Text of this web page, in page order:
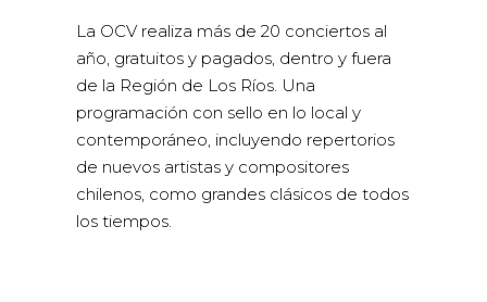
La OCV realiza más de 20 conciertos al
año, gratuitos y pagados, dentro y fuera
de la Región de Los Ríos. Una
programación con sello en lo local y
contemporáneo, incluyendo repertorios
de nuevos artistas y compositores
chilenos, como grandes clásicos de todos
los tiempos.